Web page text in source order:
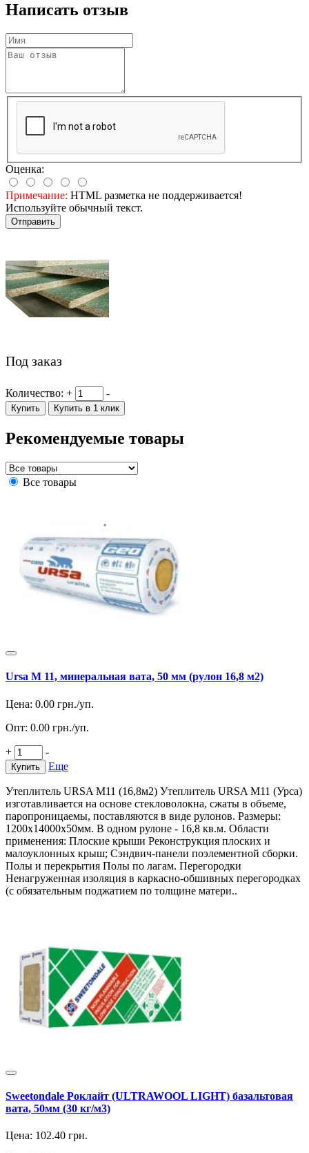
Написать отзыв
Оценка:
Примечание: HTML разметка не поддерживается!
Используйте обычный текст.
Отправить
Под заказ
Количество: + -
Купить Купить в 1 клик
Рекомендуемые товары
Все товары
Ursa M 11, минеральная вата, 50 мм (рулон 16,8 м2)
Цена: 0.00 грн./уп.
Опт: 0.00 грн./уп.
+ -
Купить Еще
Утеплитель URSA M11 (16,8м2) Утеплитель URSA M11 (Урса)
изготавливается на основе стекловолокна, сжаты в объеме,
паропроницаемы, поставляются в виде рулонов. Размеры:
1200х14000х50мм. В одном рулоне - 16,8 кв.м. Области
применения: Плоские крыши Реконструкция плоских и
малоуклонных крыш; Сэндвич-панели поэлементной сборки.
Полы и перекрытия Полы по лагам. Перегородки
Ненагруженная изоляция в каркасно-обшивных перегородках
(с обязательным поджатием по толщине матери..
Sweetondale Роклайт (ULTRAWOOL LIGHT) базальтовая
вата, 50мм (30 кг/м3)
Цена: 102.40 грн.